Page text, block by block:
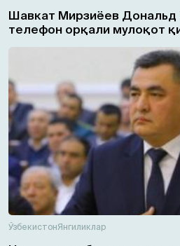
Шавкат Мирзиёев Дональд
телефон орқали мулоқот
ЎзбекистонЯнгиликлар